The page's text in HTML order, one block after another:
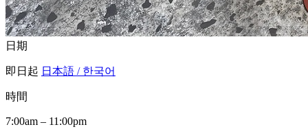
日期
即日起 日本語 / 한국어
時間
7:00am – 11:00pm